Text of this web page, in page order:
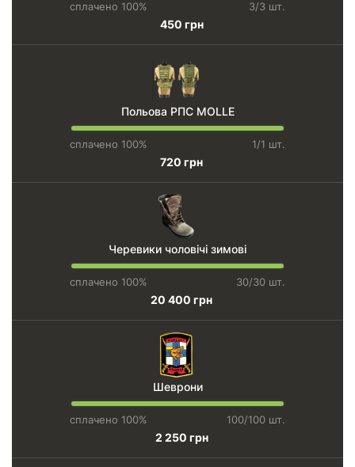
сплачено 100% 3/3 шт.
450 грн
Польова РПС MOLLE
сплачено 100% 1/1 шт.
720 грн
Черевики чоловічі зимові
сплачено 100% 30/30 шт.
20 400 грн
Шеврони
сплачено 100% 100/100 шт.
2 250 грн